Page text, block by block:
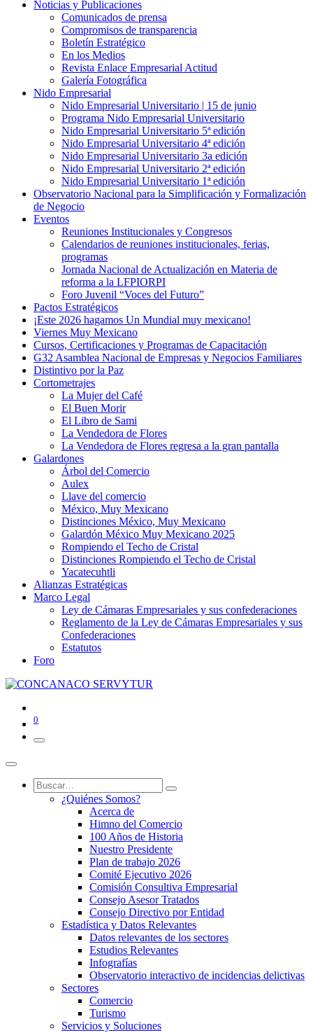
Noticias y Publicaciones
Comunicados de prensa
Compromisos de transparencia
Boletín Estratégico
En los Medios
Revista Enlace Empresarial Actitud
Galería Fotográfica
Nido Empresarial
Nido Empresarial Universitario | 15 de junio
Programa Nido Empresarial Universitario
Nido Empresarial Universitario 5ª edición
Nido Empresarial Universitario 4ª edición
Nido Empresarial Universitario 3a edición
Nido Empresarial Universitario 2ª edición
Nido Empresarial Universitario 1ª edición
Observatorio Nacional para la Simplificación y Formalización
de Negocio
Eventos
Reuniones Institucionales y Congresos
Calendarios de reuniones institucionales, ferias,
programas
Jornada Nacional de Actualización en Materia de
reforma a la LFPIORPI
Foro Juvenil “Voces del Futuro”
Pactos Estratégicos
¡Este 2026 hagamos Un Mundial muy mexicano!
Viernes Muy Mexicano
Cursos, Certificaciones y Programas de Capacitación
G32 Asamblea Nacional de Empresas y Negocios Familiares
Distintivo por la Paz
Cortometrajes
La Mujer del Café
El Buen Morir
El Libro de Sami
La Vendedora de Flores
La Vendedora de Flores regresa a la gran pantalla
Galardones
Árbol del Comercio
Aulex
Llave del comercio
México, Muy Mexicano
Distinciones México, Muy Mexicano
Galardón México Muy Mexicano 2025
Rompiendo el Techo de Cristal
Distinciones Rompiendo el Techo de Cristal
Yacatecuhtli
Alianzas Estratégicas
Marco Legal
Ley de Cámaras Empresariales y sus confederaciones
Reglamento de la Ley de Cámaras Empresariales y sus
Confederaciones
Estatutos
Foro
0
¿Quiénes Somos?
Acerca de
Himno del Comercio
100 Años de Historia
Nuestro Presidente
Plan de trabajo 2026
Comité Ejecutivo 2026
Comisión Consultiva Empresarial
Consejo Asesor Tratados
Consejo Directivo por Entidad
Estadística y Datos Relevantes
Datos relevantes de los sectores
Estudios Relevantes
Infografías
Observatorio interactivo de incidencias delictivas
Sectores
Comercio
Turismo
Servicios y Soluciones